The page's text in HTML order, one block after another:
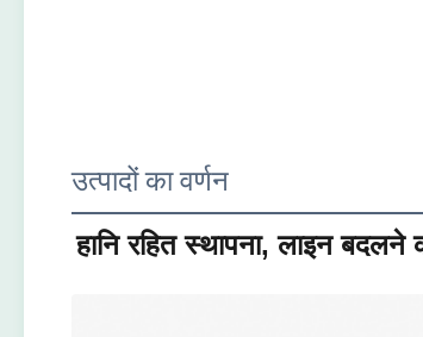
उत्पादों का वर्णन
हानि रहित स्थापना, लाइन